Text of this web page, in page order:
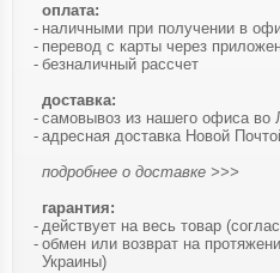
оплата:
наличными при получении в
перевод с карты через
безналичный рассчет
доставка:
самовывоз из нашего офиса во
адресная доставка Новой
подробнее о доставке >>>
гарантия:
действует на весь товар
обмен или возврат на
Украины)